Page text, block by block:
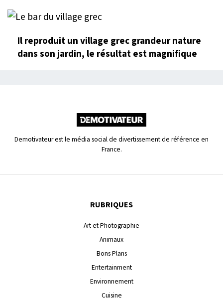
Il reproduit un village grec grandeur nature
dans son jardin, le résultat est magnifique
Demotivateur est le média social de divertissement de référence en
France.
RUBRIQUES
Art et Photographie
Animaux
Bons Plans
Entertainment
Environnement
Cuisine